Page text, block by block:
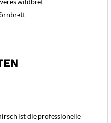
wildbret
ist die professionelle